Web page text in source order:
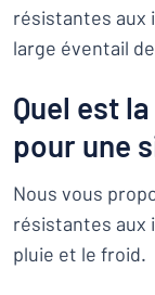
résistantes aux
large éventail
Quel est
pour une
Nous vous
résistantes aux
pluie et le froid.